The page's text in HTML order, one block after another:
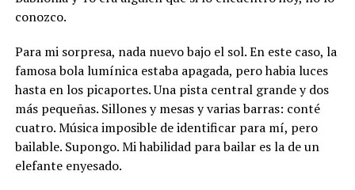
conozco.
Para mi sorpresa, nada nuevo bajo el sol. En este caso, la
famosa bola lumínica estaba apagada, pero habia luces
hasta en los picaportes. Una pista central grande y dos
más pequeñas. Sillones y mesas y varias barras: conté
cuatro. Música imposible de identificar para mí, pero
bailable. Supongo. Mi habilidad para bailar es la de un
elefante enyesado.